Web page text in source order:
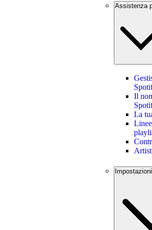
Assistenza
Il
La